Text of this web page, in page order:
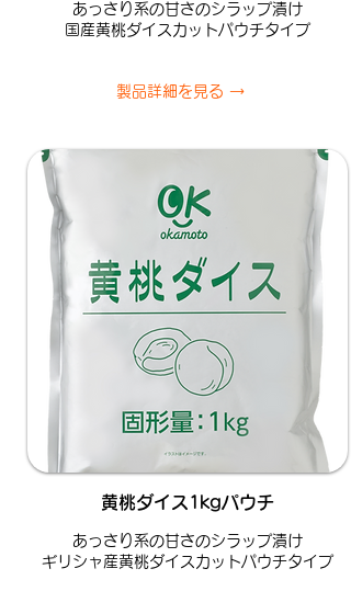
あっさり系の甘さのシラップ漬け
国産黄桃ダイスカットパウチタイプ
製品詳細を見る →
​黄桃ダイス1kgパウチ
あっさり系の甘さのシラップ漬け
ギリシャ産黄桃ダイスカットパウチタイプ